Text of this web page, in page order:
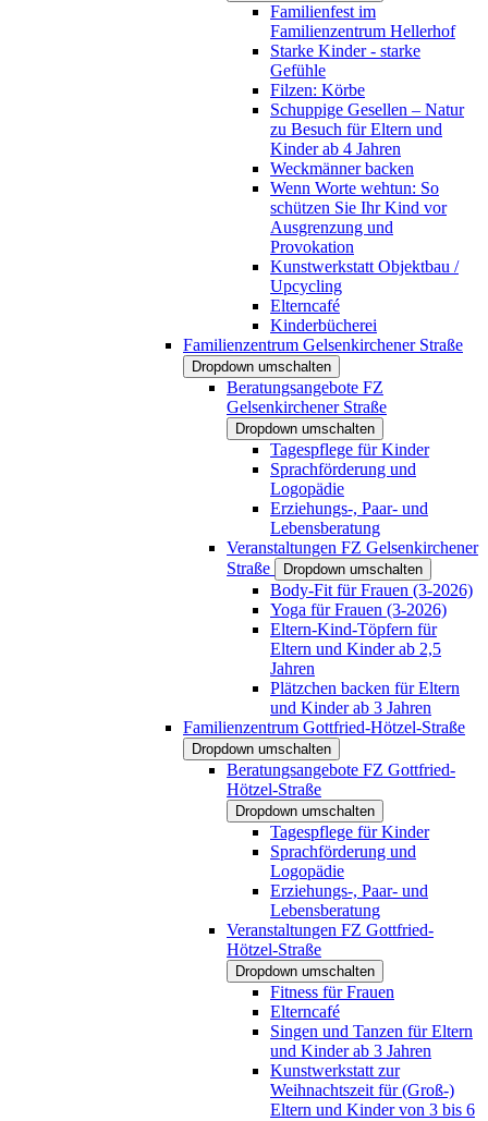
Familienfest im
Familienzentrum Hellerhof
Starke Kinder - starke
Gefühle
Filzen: Körbe
Schuppige Gesellen – Natur
zu Besuch für Eltern und
Kinder ab 4 Jahren
Weckmänner backen
Wenn Worte wehtun: So
schützen Sie Ihr Kind vor
Ausgrenzung und
Provokation
Kunstwerkstatt Objektbau /
Upcycling
Elterncafé
Kinderbücherei
Familienzentrum Gelsenkirchener Straße
Dropdown umschalten
Beratungsangebote FZ
Gelsenkirchener Straße
Dropdown umschalten
Tagespflege für Kinder
Sprachförderung und
Logopädie
Erziehungs-, Paar- und
Lebensberatung
Veranstaltungen FZ Gelsenkirchener
Straße
Dropdown umschalten
Body-Fit für Frauen (3-2026)
Yoga für Frauen (3-2026)
Eltern-Kind-Töpfern für
Eltern und Kinder ab 2,5
Jahren
Plätzchen backen für Eltern
und Kinder ab 3 Jahren
Familienzentrum Gottfried-Hötzel-Straße
Dropdown umschalten
Beratungsangebote FZ Gottfried-
Hötzel-Straße
Dropdown umschalten
Tagespflege für Kinder
Sprachförderung und
Logopädie
Erziehungs-, Paar- und
Lebensberatung
Veranstaltungen FZ Gottfried-
Hötzel-Straße
Dropdown umschalten
Fitness für Frauen
Elterncafé
Singen und Tanzen für Eltern
und Kinder ab 3 Jahren
Kunstwerkstatt zur
Weihnachtszeit für (Groß-)
Eltern und Kinder von 3 bis 6